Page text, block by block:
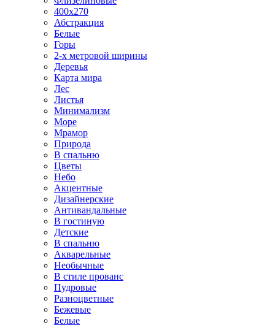
400х270
Абстракция
Белые
Горы
2-х метровой ширины
Деревья
Карта мира
Лес
Листья
Минимализм
Море
Мрамор
Природа
В спальню
Цветы
Небо
Акцентные
Дизайнерские
Антивандальные
В гостиную
Детские
В спальню
Акварельные
Необычные
В стиле прованс
Пудровые
Разноцветные
Бежевые
Белые